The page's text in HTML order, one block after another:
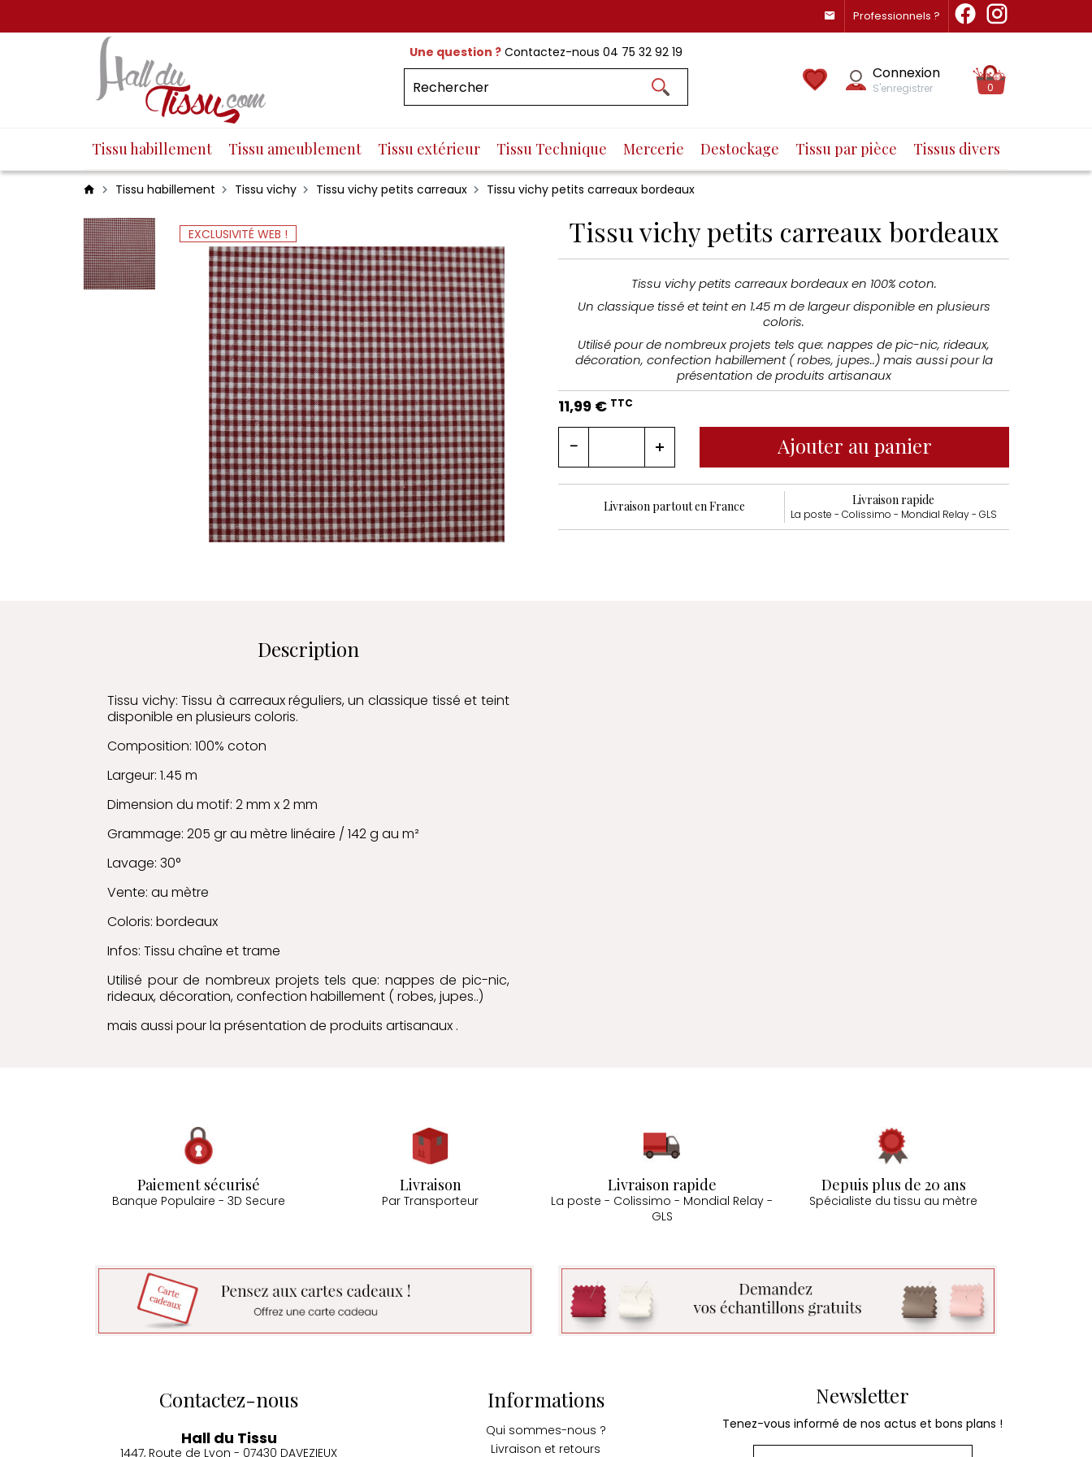
Professionnels ?
Une question ?Contactez-nous 04 75 32 92 19
Connexion
S'enregistrer 0
Tissu habillement Tissu ameublement Tissu extérieur Tissu Technique Mercerie Destockage Tissu par pièce Tissus divers
Tissu habillement Tissu vichy Tissu vichy petits carreaux Tissu vichy petits carreaux bordeaux
EXCLUSIVITÉ WEB ! Tissu vichy petits carreaux bordeaux
Tissu vichy petits carreaux bordeaux en 100% coton.
Un classique tissé et teint en 1.45 m de largeur disponible en plusieurs
coloris.
Utilisé pour de nombreux projets tels que: nappes de pic-nic, rideaux,
décoration, confection habillement ( robes, jupes..) mais aussi pour la
présentation de produits artisanaux
11,99 € TTC
Ajouter au panier
Livraison partout en France Livraison rapide
La poste - Colissimo - Mondial Relay - GLS
Description
Tissu vichy: Tissu à carreaux réguliers, un classique tissé et teint
disponible en plusieurs coloris.
Composition: 100% coton
Largeur: 1.45 m
Dimension du motif: 2 mm x 2 mm
Grammage: 205 gr au mètre linéaire / 142 g au m²
Lavage: 30°
Vente: au mètre
Coloris: bordeaux
Infos: Tissu chaîne et trame
Utilisé pour de nombreux projets tels que: nappes de pic-nic,
rideaux, décoration, confection habillement ( robes, jupes..)
mais aussi pour la présentation de produits artisanaux .
Paiement sécurisé
Banque Populaire - 3D Secure
Livraison
Par Transporteur
Livraison rapide
La poste - Colissimo - Mondial Relay -
GLS
Depuis plus de 20 ans
Spécialiste du tissu au mètre
Contactez-nous
Hall du Tissu
1447, Route de Lyon - 07430 DAVEZIEUX
Informations
Qui sommes-nous ?
Livraison et retours
Newsletter
Tenez-vous informé de nos actus et bons plans !